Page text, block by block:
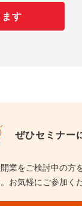
す
ぜひセミナー
業をご検討中の方
お気軽にご参加く